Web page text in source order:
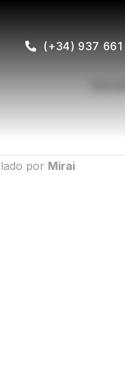
(+34) 937 661
por Mirai